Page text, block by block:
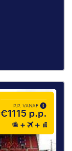
P.P. VANAF
€1115 p.p.